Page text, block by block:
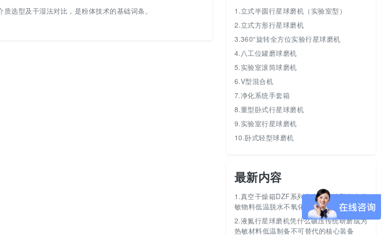
选型及干湿法对比，是粉体技术的基础词条。
1.立式半圆行星球磨机（实验室型）
2.立式方形行星球磨机
3.360°旋转全方位实验行星球磨机
4.八工位罐磨球磨机
5.实验室滚筒球磨机
6.V型混合机
7.净化系统手套箱
8.重型卧式行星球磨机
9.实验室行星球磨机
10.卧式轻型球磨机
最新内容
1.真空干燥箱DZF系列六大型号选型指南热
敏物料低温脱水不氧化
2.液氮行星球磨机凭什么碾压传统研磨成为
热敏材料低温制备不可替代的核心装备